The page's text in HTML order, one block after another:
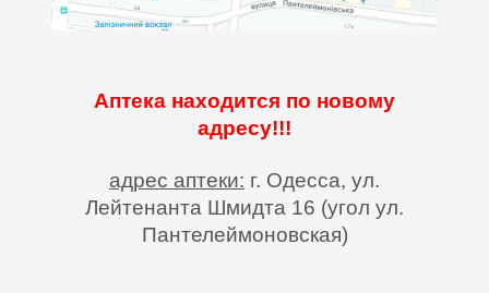
Аптека находится по новому
адресу!!!
адрес аптеки: г. Одесса, ул.
Лейтенанта Шмидта 16 (угол ул.
Пантелеймоновская)